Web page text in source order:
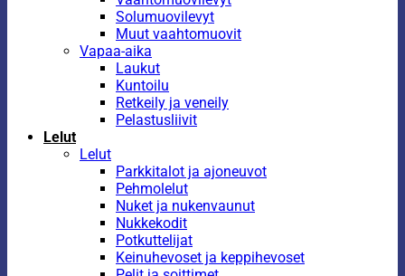
Solumuovilevyt
Muut vaahtomuovit
Vapaa-aika
Laukut
Kuntoilu
Retkeily ja veneily
Pelastusliivit
Lelut
Lelut
Parkkitalot ja ajoneuvot
Pehmolelut
Nuket ja nukenvaunut
Nukkekodit
Potkuttelijat
Keinuhevoset ja keppihevoset